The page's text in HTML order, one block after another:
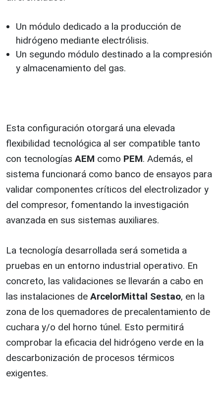
Un módulo dedicado a la producción de
hidrógeno mediante electrólisis.
Un segundo módulo destinado a la compresión
y almacenamiento del gas.
Esta configuración otorgará una elevada
flexibilidad tecnológica al ser compatible tanto
con tecnologías AEM como PEM. Además, el
sistema funcionará como banco de ensayos para
validar componentes críticos del electrolizador y
del compresor, fomentando la investigación
avanzada en sus sistemas auxiliares.
La tecnología desarrollada será sometida a
pruebas en un entorno industrial operativo. En
concreto, las validaciones se llevarán a cabo en
las instalaciones de ArcelorMittal Sestao, en la
zona de los quemadores de precalentamiento de
cuchara y/o del horno túnel. Esto permitirá
comprobar la eficacia del hidrógeno verde en la
descarbonización de procesos térmicos
exigentes.